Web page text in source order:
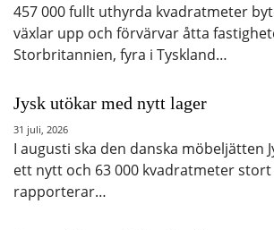
457 000 fullt uthyrda kvadratmeter
växlar upp och förvärvar åtta
Storbritannien, fyra i Tyskland…
Jysk utökar med nytt lager
31 juli, 2026
I augusti ska den danska möbeljätten
ett nytt och 63 000 kvadratmeter
rapporterar…